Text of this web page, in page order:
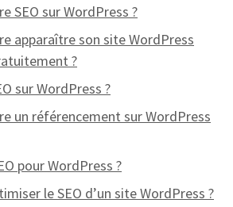
SEO sur WordPress ?
apparaître son site WordPress
?
sur WordPress ?
un référencement sur WordPress
pour WordPress ?
le SEO d’un site WordPress ?